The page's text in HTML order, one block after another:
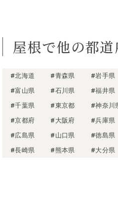
屋根で他の都
#北海道 #青森県 #岩手県
#富山県
#石川県 #福井県
#千葉県
#東京都 #神奈川
#京都府
#大阪府 #兵庫県
#広島県
#山口県 #徳島県
#長崎県
#熊本県 #大分県